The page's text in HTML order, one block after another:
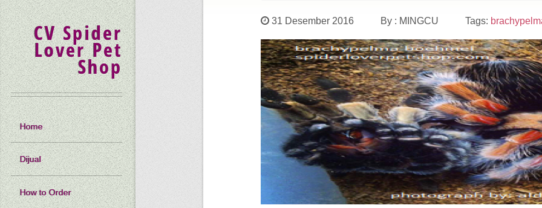
31 Desember 2016 By : MINGCU Tags:
CV Spider
Lover Pet
Shop
Home
Dijual
How to Order